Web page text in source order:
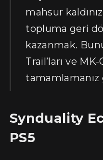
mahsur
topluma geri
kazanmak.
Trail’ları ve MK-
tamamlamanız
Synduality
PS5